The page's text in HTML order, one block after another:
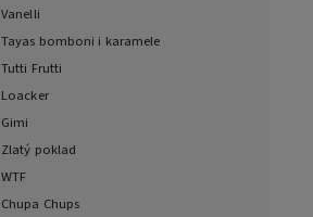
Vanelli
Tayas bomboni i karamele
Tutti Frutti
Loacker
Gimi
Zlatý poklad
WTF
Chupa Chups